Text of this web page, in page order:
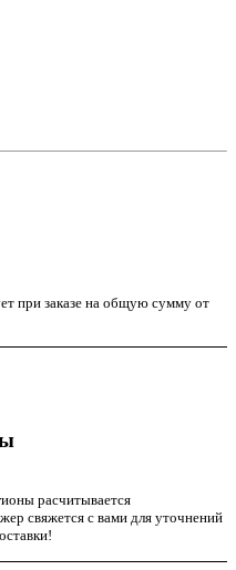
при заказе на общую сумму от
расчитывается
свяжется с вами для уточнений